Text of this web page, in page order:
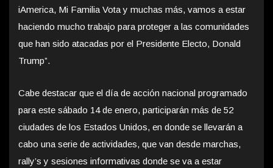
iAmerica, Mi Familia Vota y muchas más, vamos a estar
haciendo mucho trabajo para proteger a las comunidades
que han sido atacadas por el Presidente Electo, Donald
Trump”.
Cabe destacar que el día de acción nacional programado
para este sábado 14 de enero, participarán más de 52
ciudades de los Estados Unidos, en donde se llevarán a
cabo una serie de actividades, que van desde marchas,
rally’s y sesiones informativas donde se va a estar